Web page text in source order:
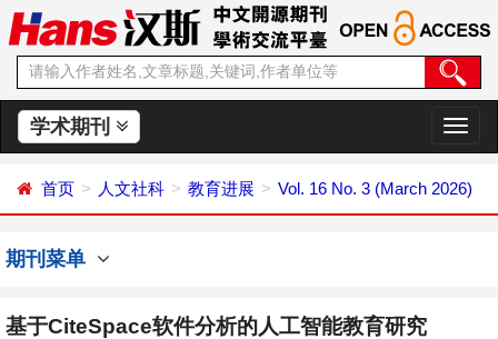
学术期刊
切
换
航
首页 人文社科 教育进展 Vol. 16 No. 3 (March 2026)
期刊菜单
基于CiteSpace软件分析的人工智能教育研究